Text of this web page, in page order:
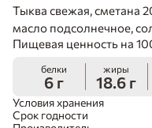
Пищевая ценность на
белки
6 г
жиры
18.6 г
Условия хранения
Срок годности
Тыква свежая, сметана
масло подсолнечное,